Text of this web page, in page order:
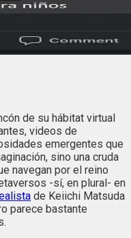
de su hábitat virtual
videos de
emergentes que
sino una cruda
navegan por el reino
-sí, en plural- en
de Keiichi Matsuda
parece bastante